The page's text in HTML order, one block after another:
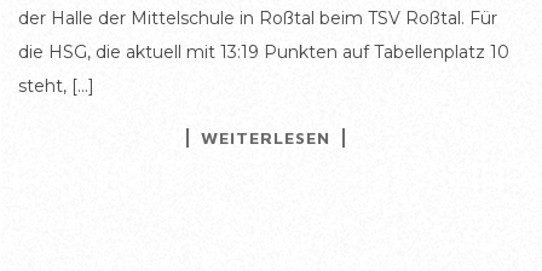
der Halle der Mittelschule in Roßtal beim TSV Roßtal. Für
die HSG, die aktuell mit 13:19 Punkten auf Tabellenplatz 10
steht, […]
WEITERLESEN